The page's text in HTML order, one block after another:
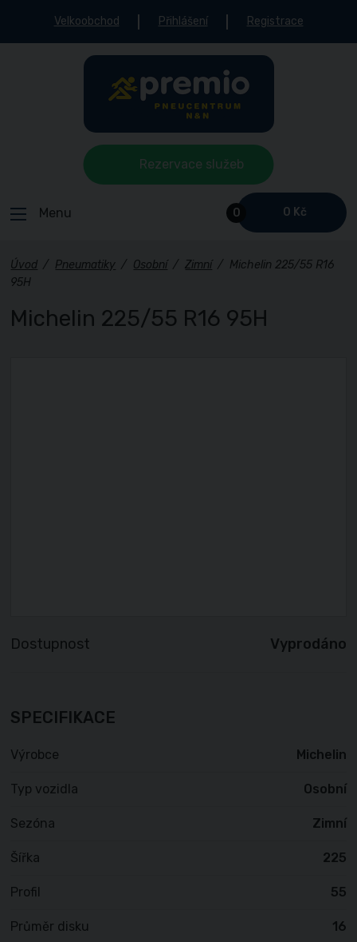
Velkoobchod Přihlášení Registrace
0 0 Kč
Menu
Rezervace služeb
Úvod / Pneumatiky / Osobní / Zimní / Michelin 225/55 R16
95H
Michelin 225/55 R16 95H
Dostupnost Vyprodáno
SPECIFIKACE
Výrobce Michelin
Typ vozidla Osobní
Sezóna Zimní
Šířka 225
Profil 55
Průměr disku 16